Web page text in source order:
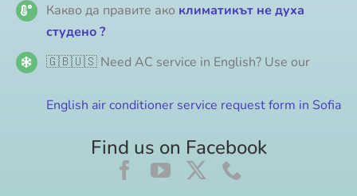
Какво да правите ако климатикът не духа
студено ?
🇬🇧🇺🇸 Need AC service in English? Use our
English air conditioner service request form in Sofia
Find us on Facebook